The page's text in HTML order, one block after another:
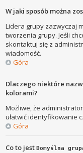
W jaki sposób można
Lidera grupy zazwyczaj
tworzenia grupy. Jeśli
skontaktuj się z
wiadomość.
Góra
Dlaczego niektóre
kolorami?
Możliwe, że
ułatwić identyfikowanie
Góra
Co to jestDomyślna